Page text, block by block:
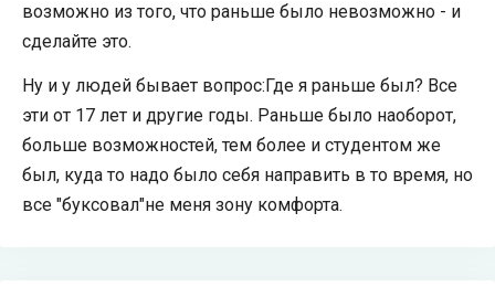
возможно из того, что раньше было невозможно - и
сделайте это.
Ну и у людей бывает вопрос:Где я раньше был? Все
эти от 17 лет и другие годы. Раньше было наоборот,
больше возможностей, тем более и студентом же
был, куда то надо было себя направить в то время, но
все "буксовал"не меня зону комфорта.